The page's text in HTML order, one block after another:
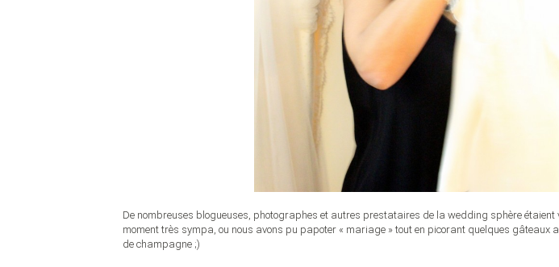
De nombreuses blogueuses, photographes et autres prestataires de la wedding sphère étaient
moment très sympa, ou nous avons pu papoter « mariage » tout en picorant quelques gâteaux
de champagne ;)